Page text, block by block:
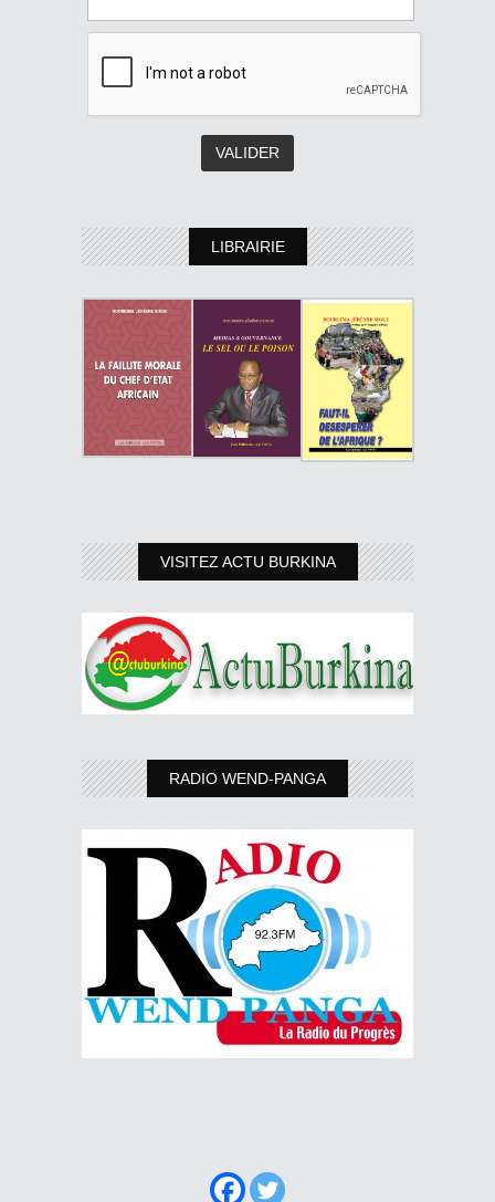
LIBRAIRIE
VISITEZ ACTU BURKINA
RADIO WEND-PANGA